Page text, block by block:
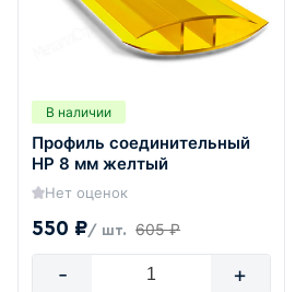
В наличии
Профиль соединительный
HP 8 мм желтый
Нет оценок
550 ₽/ шт. 605 ₽
- +